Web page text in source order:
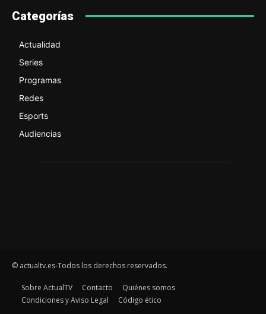
Categorías
Actualidad
Series
Programas
Redes
Esports
Audiencias
© actualtv.es-Todos los derechos reservados.
Sobre ActualTV Contacto
Quiénes somos
Condiciones y Aviso Legal
Código ético